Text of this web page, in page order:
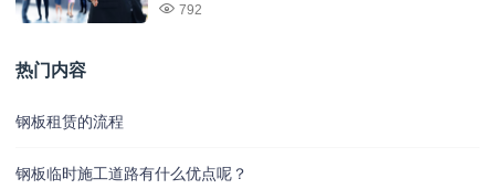
792
热门内容
钢板租赁的流程
钢板临时施工道路有什么优点呢？